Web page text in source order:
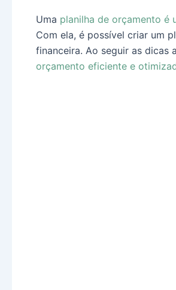
Uma planilha de orçamento é
Com ela, é possível criar um
financeira. Ao seguir as dicas
orçamento eficiente e